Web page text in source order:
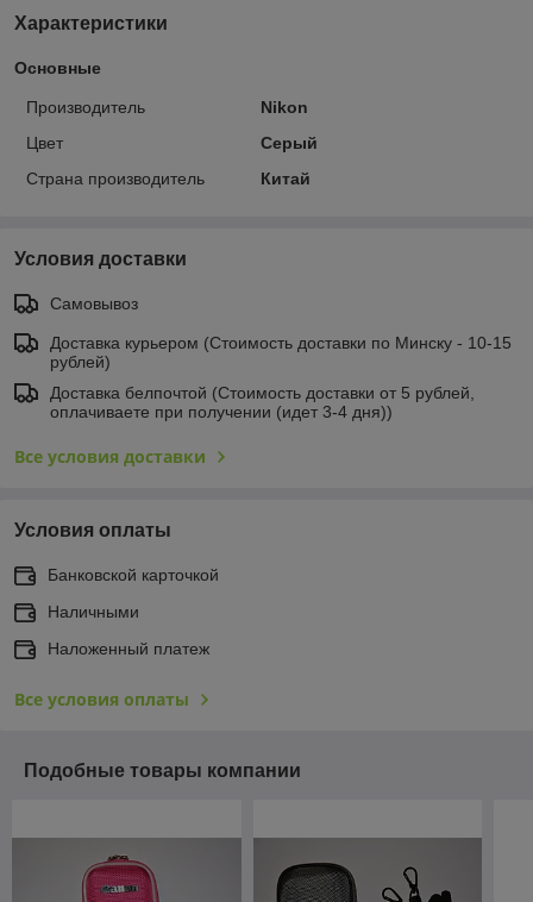
Характеристики
Основные
Производитель
Nikon
Цвет
Серый
Страна производитель
Китай
Условия доставки
Самовывоз
Доставка курьером (Стоимость доставки по Минску - 10-15
рублей)
Доставка белпочтой (Стоимость доставки от 5 рублей,
оплачиваете при получении (идет 3-4 дня))
Все условия доставки
Условия оплаты
Банковской карточкой
Наличными
Наложенный платеж
Все условия оплаты
Подобные товары компании